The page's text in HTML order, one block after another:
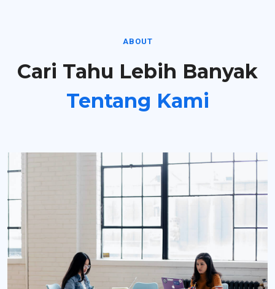
ABOUT
Cari Tahu Lebih Banyak
Tentang Kami